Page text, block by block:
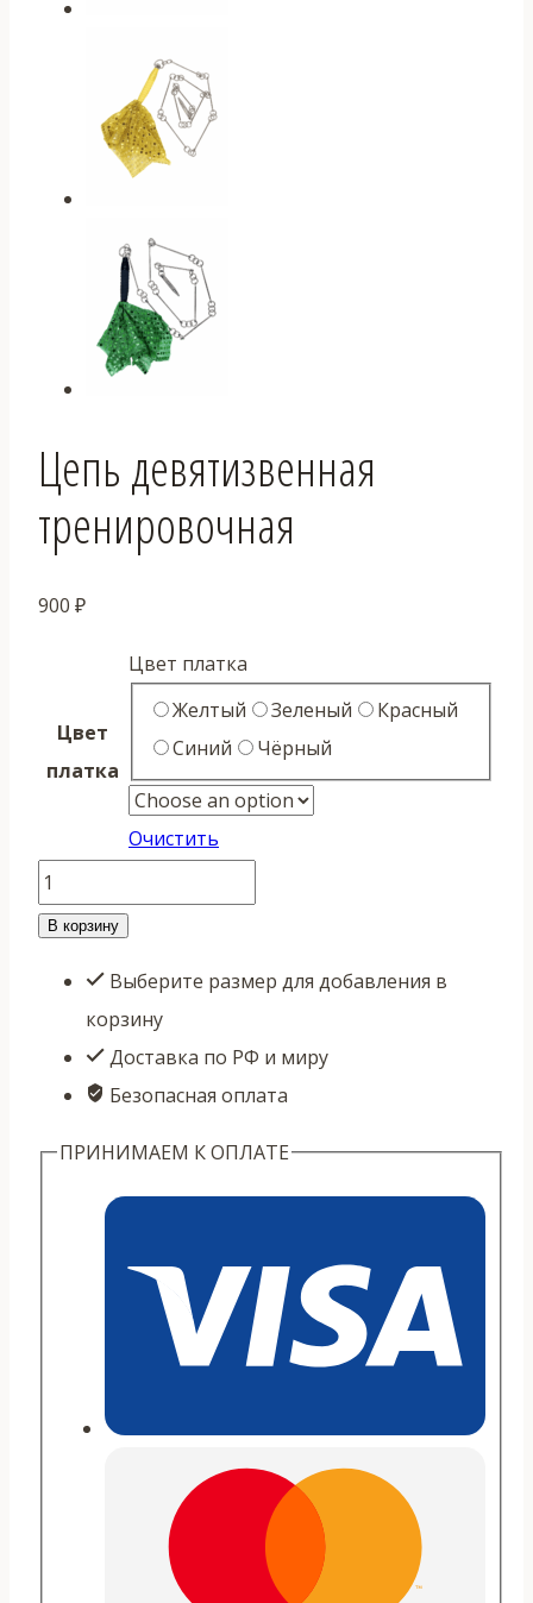
Цепь девятизвенная
тренировочная
900 ₽
Цвет
платка
Цвет платка
Желтый
Зеленый
Красный
Синий
Чёрный
Очистить
Количество
товара
девятизвенная
тренировочная
В корзину
Выберите размер для добавления в
корзину
Доставка по РФ и миру
Безопасная оплата
ПРИНИМАЕМ К ОПЛАТЕ